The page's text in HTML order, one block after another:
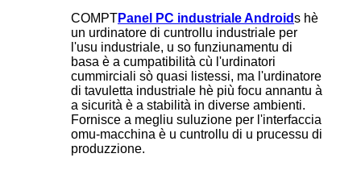
COMPTPanel PC industriale Androids hè
un urdinatore di cuntrollu industriale per
l'usu industriale, u so funziunamentu di
basa è a cumpatibilità cù l'urdinatori
cummirciali sò quasi listessi, ma l'urdinatore
di tavuletta industriale hè più focu annantu à
a sicurità è a stabilità in diverse ambienti.
Fornisce a megliu suluzione per l'interfaccia
omu-macchina è u cuntrollu di u prucessu di
produzzione.